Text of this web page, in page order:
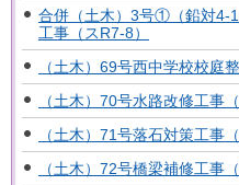
合併（土木）3号①（鉛対4-
工事（スR7-8）
（土木）69号西中学校校庭
（土木）70号水路改修工事
（土木）71号落石対策工事（
（土木）72号橋梁補修工事（